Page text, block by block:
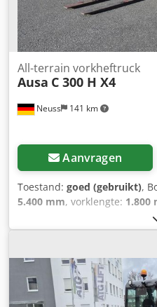
Neuss 141 km
All-terrain vorkheftruck
Ausa C 300 H X4
Aanvragen
Toestand: goed (gebruikt),
5.400 mm, vorklengte: 1.800
Chjdpfx Aew Uf Rcec Hoa
staat: goed
Neem contact op met
informatie. Fabrikant: Ausa
Productsoort: Gebruikt
Hefvermogen: 3.000 kg